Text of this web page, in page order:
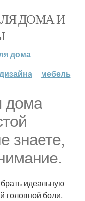
ДОМА И
дома
мебель
дома
знаете,
идеальную
головной боли.